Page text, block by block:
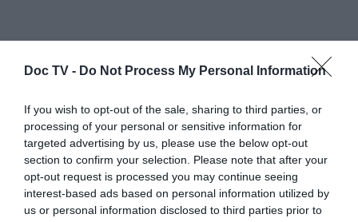
Doc TV - Do Not Process My Personal Information
If you wish to opt-out of the sale, sharing to third parties, or
processing of your personal or sensitive information for
targeted advertising by us, please use the below opt-out
section to confirm your selection. Please note that after your
opt-out request is processed you may continue seeing
interest-based ads based on personal information utilized by
us or personal information disclosed to third parties prior to